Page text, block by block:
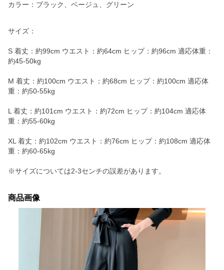
カラー：ブラック、ベージュ、グリーン
サイズ：
S 着丈：約99cm ウエスト：約64cm ヒップ：約96cm 適応体重：
約45-50kg
M 着丈：約100cm ウエスト：約68cm ヒップ：約100cm 適応体
重：約50-55kg
L 着丈：約101cm ウエスト：約72cm ヒップ：約104cm 適応体
重：約55-60kg
XL 着丈：約102cm ウエスト：約76cm ヒップ：約108cm 適応体
重：約60-65kg
※サイズについては2-3センチの誤差があります。
商品画像